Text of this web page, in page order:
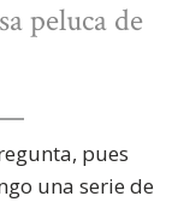
peluca de
pues
una serie de